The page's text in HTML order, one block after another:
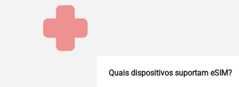
Quais dispositivos suportam eSIM?